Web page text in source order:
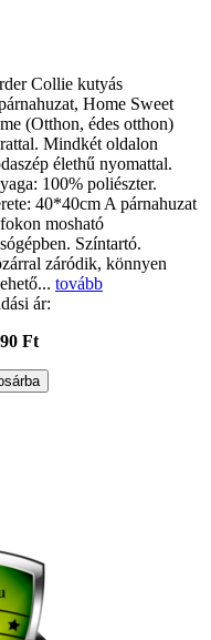
Collie kutyás
Home Sweet
(Otthon, édes otthon)
Mindkét oldalon
élethű nyomattal.
100% poliészter.
40*40cm A párnahuzat
mosható
Színtartó.
záródik, könnyen
tovább
ár:
Ft